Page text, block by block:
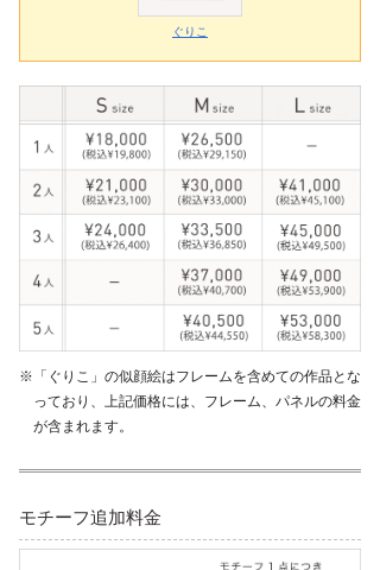
ぐりこ
※「ぐりこ」の似顔絵はフレームを含めての作品とな
っており、上記価格には、フレーム、パネルの料金
が含まれます。
モチーフ追加料金